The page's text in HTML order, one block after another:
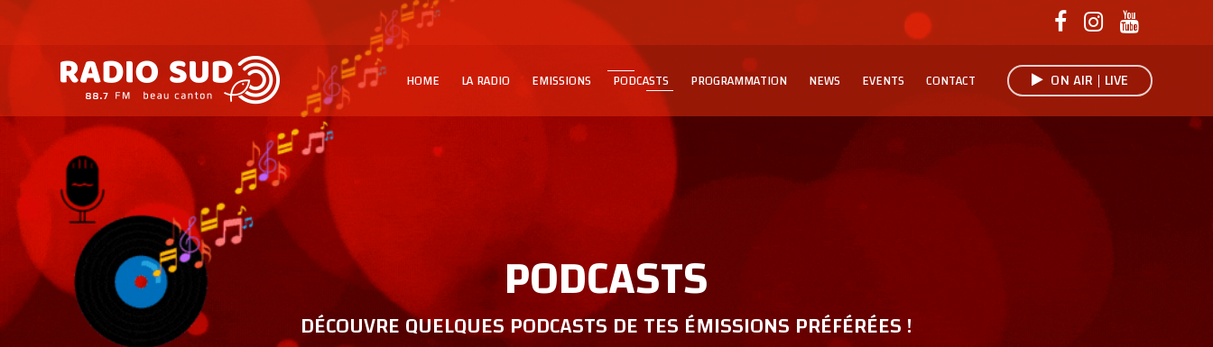
HOME LA RADIO EMISSIONS PODCASTS PROGRAMMATION NEWS EVENTS CONTACT ON AIR | LIVE
PODCASTS
DÉCOUVRE QUELQUES PODCASTS DE TES ÉMISSIONS PRÉFÉRÉES !